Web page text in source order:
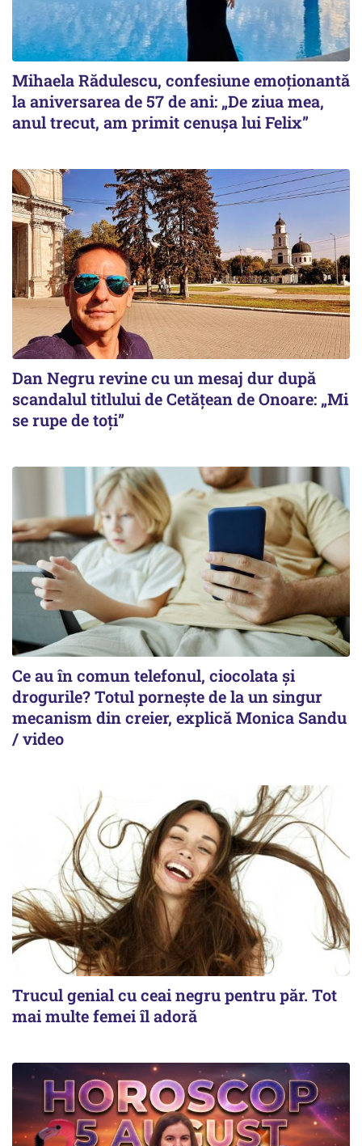
Mihaela Rădulescu, confesiune emoționantă
la aniversarea de 57 de ani: „De ziua mea,
anul trecut, am primit cenușa lui Felix”
Dan Negru revine cu un mesaj dur după
scandalul titlului de Cetățean de Onoare: „Mi
se rupe de toți”
Ce au în comun telefonul, ciocolata și
drogurile? Totul pornește de la un singur
mecanism din creier, explică Monica Sandu
/ video
Trucul genial cu ceai negru pentru păr. Tot
mai multe femei îl adoră